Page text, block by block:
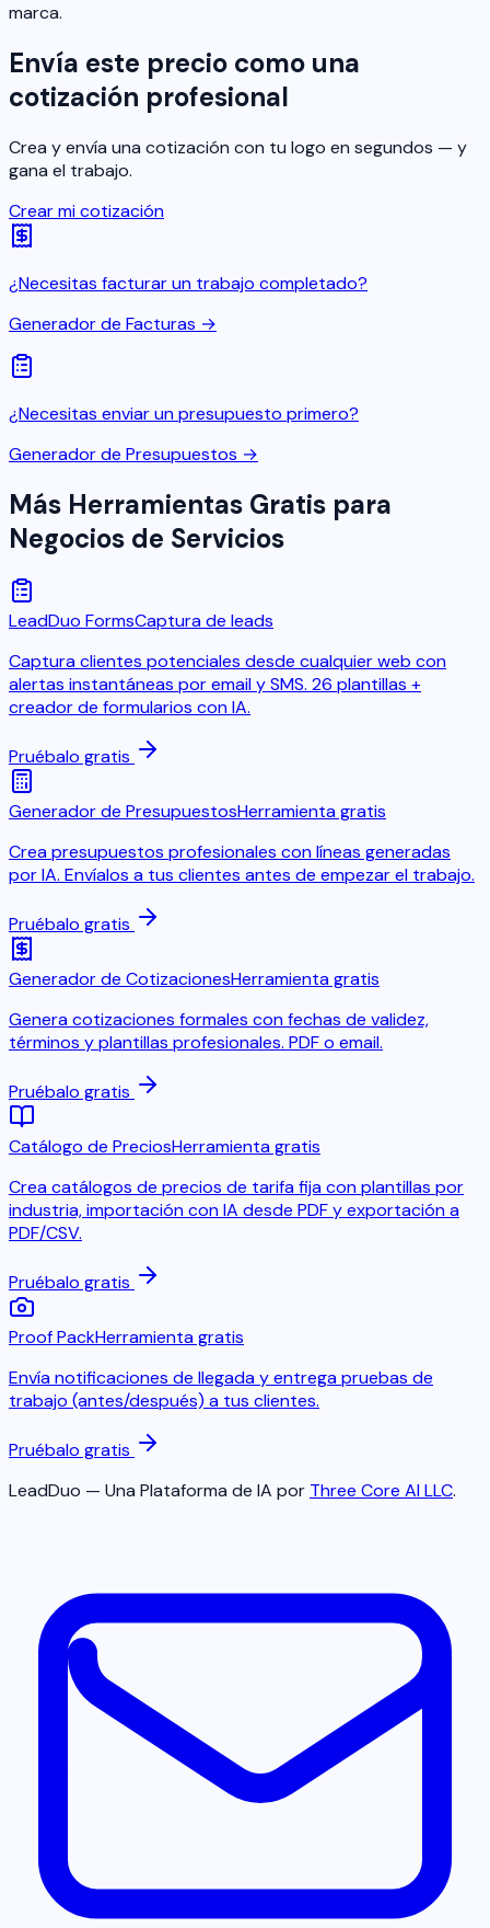
marca.
Envía este precio como una
cotización profesional
Crea y envía una cotización con tu logo en segundos — y
gana el trabajo.
Crear mi cotización
¿Necesitas facturar un trabajo completado?
Generador de Facturas →
¿Necesitas enviar un presupuesto primero?
Generador de Presupuestos →
Más Herramientas Gratis para
Negocios de Servicios
LeadDuo FormsCaptura de leads
Captura clientes potenciales desde cualquier web con
alertas instantáneas por email y SMS. 26 plantillas +
creador de formularios con IA.
Pruébalo gratis
Generador de PresupuestosHerramienta gratis
Crea presupuestos profesionales con líneas generadas
por IA. Envíalos a tus clientes antes de empezar el trabajo.
Pruébalo gratis
Generador de CotizacionesHerramienta gratis
Genera cotizaciones formales con fechas de validez,
términos y plantillas profesionales. PDF o email.
Pruébalo gratis
Catálogo de PreciosHerramienta gratis
Crea catálogos de precios de tarifa fija con plantillas por
industria, importación con IA desde PDF y exportación a
PDF/CSV.
Pruébalo gratis
Proof PackHerramienta gratis
Envía notificaciones de llegada y entrega pruebas de
trabajo (antes/después) a tus clientes.
Pruébalo gratis
LeadDuo — Una Plataforma de IA por Three Core AI LLC.